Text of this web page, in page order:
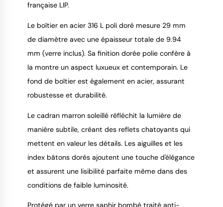
française LIP.
Le boîtier en acier 316 L poli doré mesure 29 mm
de diamètre avec une épaisseur totale de 9.94
mm (verre inclus). Sa finition dorée polie confère à
la montre un aspect luxueux et contemporain. Le
fond de boîtier est également en acier, assurant
robustesse et durabilité.
Le cadran marron soleillé réfléchit la lumière de
manière subtile, créant des reflets chatoyants qui
mettent en valeur les détails. Les aiguilles et les
index bâtons dorés ajoutent une touche d'élégance
et assurent une lisibilité parfaite même dans des
conditions de faible luminosité.
Protégé par un verre saphir bombé traité anti-